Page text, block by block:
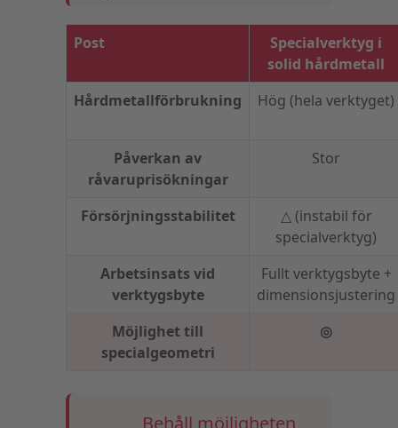
Post
Specialverktyg i
solid hårdmetall
Hårdmetallförbrukning
Hög (hela verktyget)
Påverkan av
råvaruprisökningar
Stor
Försörjningsstabilitet
△ (instabil för
specialverktyg)
Arbetsinsats vid
verktygsbyte
Fullt verktygsbyte +
dimensionsjustering
Möjlighet till
specialgeometri
◎
Behåll möjligheten